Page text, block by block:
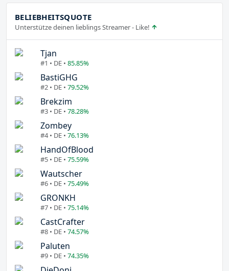
BELIEBHEITSQUOTE
Unterstütze deinen lieblings Streamer - Like!
Tjan
#1 • DE • 85.85%
BastiGHG
#2 • DE • 79.52%
Brekzim
#3 • DE • 78.28%
Zombey
#4 • DE • 76.13%
HandOfBlood
#5 • DE • 75.59%
Wautscher
#6 • DE • 75.49%
GRONKH
#7 • DE • 75.14%
CastCrafter
#8 • DE • 74.57%
Paluten
#9 • DE • 74.35%